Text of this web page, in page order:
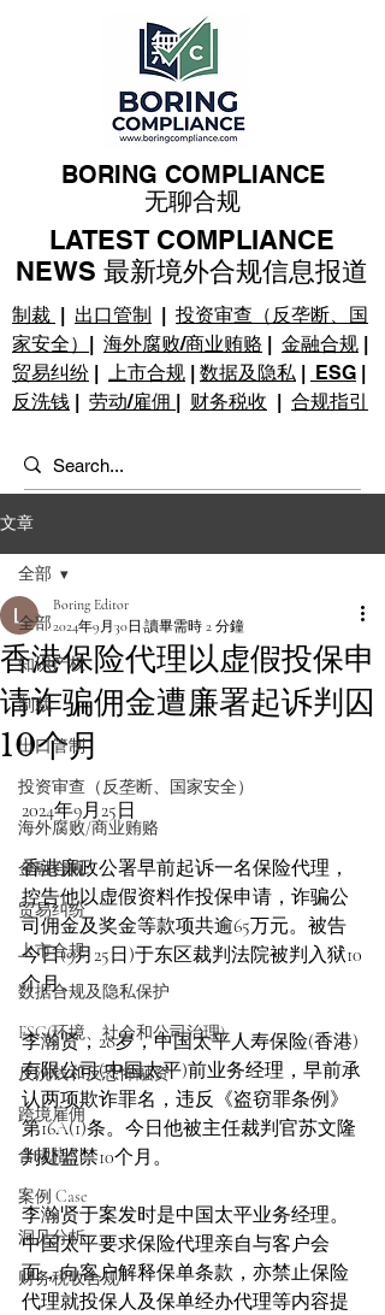
制裁 | 出口管制 | 投资审查（反垄断、国
家安全） | 海外腐败/商业贿赂 | 金融合规 |
贸易纠纷 | 上市合规 | 数据及隐私 | ESG |
反洗钱 | 劳动/雇佣 | 财务税收 | 合规指引
BORING COMPLIANCE
无聊合规
LATEST COMPLIANCE
NEWS 最新境外合规信息报道
文章
全部
知识产权
制裁
出口管制
投资审查（反垄断、国家安全）
海外腐败/商业贿赂
金融合规
贸易纠纷
上市合规
数据合规及隐私保护
ESG(环境、社会和公司治理)
反洗钱和反恐怖融资
跨境雇佣
合规指引
案例 Case
洞见分析
财务税收合规
全部
香港保险代理以虚假投保申
请诈骗佣金遭廉署起诉判囚
10个月
Boring Editor
2024年9月30日 讀畢需時 2 分鐘
2024年9月25日
香港廉政公署早前起诉一名保险代理，
控告他以虚假资料作投保申请，诈骗公
司佣金及奖金等款项共逾65万元。被告
今日(9月25日)于东区裁判法院被判入狱10
个月。
李瀚贤，28岁，中国太平人寿保险(香港)
有限公司(中国太平)前业务经理，早前承
认两项欺诈罪名，违反《盗窃罪条例》
第16A(1)条。今日他被主任裁判官苏文隆
判处监禁10个月。
李瀚贤于案发时是中国太平业务经理。
中国太平要求保险代理亲自与客户会
面，向客户解释保单条款，亦禁止保险
代理就投保人及保单经办代理等内容提